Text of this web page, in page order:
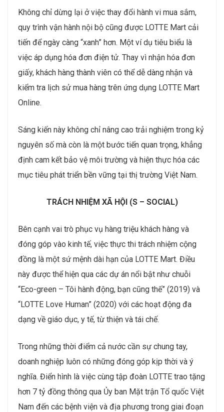
Không chỉ dừng lại ở việc thay đổi hành vi mua sắm,
quy trình vận hành nội bộ cũng được LOTTE Mart cải
tiến để ngày càng “xanh” hơn. Một ví dụ tiêu biểu là
việc áp dụng hóa đơn điện tử. Thay vì nhận hóa đơn
giấy, khách hàng thành viên có thể dễ dàng nhận và
kiểm tra lịch sử mua hàng trên ứng dụng LOTTE Mart
Online.
Sáng kiến này không chỉ nâng cao trải nghiệm trong kỷ
nguyên số mà còn là một bước tiến quan trọng, khẳng
định cam kết bảo vệ môi trường và hiện thực hóa các
mục tiêu phát triển bền vững tại thị trường Việt Nam.
TRÁCH NHIỆM XÃ HỘI (S – SOCIAL)
Bên cạnh vai trò phục vụ hàng triệu khách hàng và
đóng góp vào kinh tế, việc thực thi trách nhiệm cộng
đồng là một sứ mệnh dài hạn của LOTTE Mart. Điều
này được thể hiện qua các dự án nổi bật như chuỗi
“Eco-green – Tôi hành động, bạn cũng thế” (2019) và
“LOTTE Love Human” (2020) với các hoạt động đa
dạng về giáo dục, y tế, từ thiện và tái chế.
Trong những thời điểm cả nước cần sự chung tay,
doanh nghiệp luôn có những đóng góp kịp thời và ý
nghĩa. Điển hình là việc cùng tập đoàn LOTTE trao tặng
hơn 7 tỷ đồng thông qua Ủy ban Mặt trận Tổ quốc Việt
Nam đến các bệnh viện và địa phương trong giai đoạn